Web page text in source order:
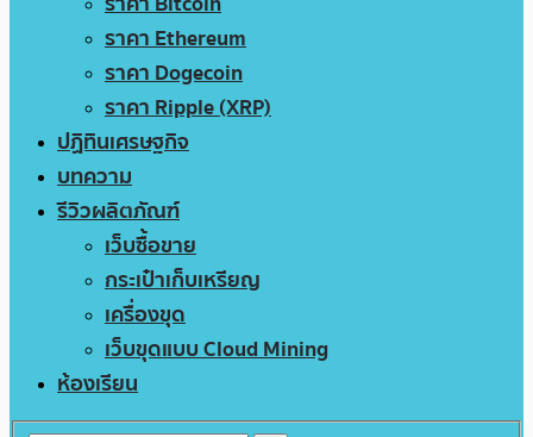
ราคา Ethereum
ราคา Dogecoin
ราคา Ripple (XRP)
ปฏิทินเศรษฐกิจ
บทความ
รีวิวผลิตภัณฑ์
เว็บซื้อขาย
กระเป๋าเก็บเหรียญ
เครื่องขุด
เว็บขุดแบบ Cloud Mining
ห้องเรียน